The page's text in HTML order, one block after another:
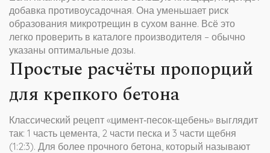
добавка противоусадочная. Она уменьшает риск
образования микротрещин в сухом ванне. Всё это
легко проверить в каталоге производителя – обычно
указаны оптимальные дозы.
Простые расчёты пропорций
для крепкого бетона
Классический рецепт «цимент‑песок‑щебень» выглядит
так: 1 часть цемента, 2 части песка и 3 части щебня
(1:2:3). Для более прочного бетона, который называют